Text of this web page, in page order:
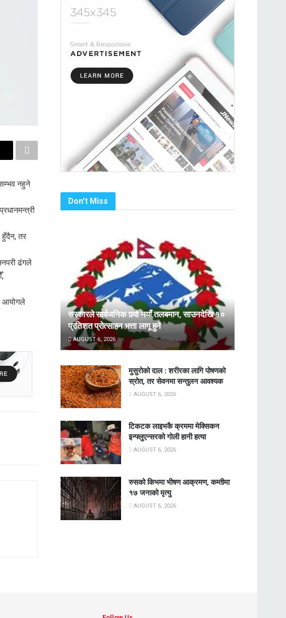
नहुने
हुँदैन, तर
ढंगले
आयोगले
Don't Miss
सरकारले सार्वजनिक गर्‍यो नयाँ तलबमान, साउनदेखि १०
प्रतिशत प्रोत्साहन भत्ता लागू हुने
AUGUST 6, 2026
मुसुरोको दाल : शरीरका लागि पोषणको
स्रोत, तर सेवनमा सन्तुलन आवश्यक
AUGUST 6, 2026
टिकटक लाइभकै क्रममा मेक्सिकन
इन्फ्लुएन्सरको गोली हानी हत्या
AUGUST 6, 2026
रुसको किभमा भीषण आक्रमण, कम्तीमा
१७ जनाको मृत्यु
AUGUST 6, 2026